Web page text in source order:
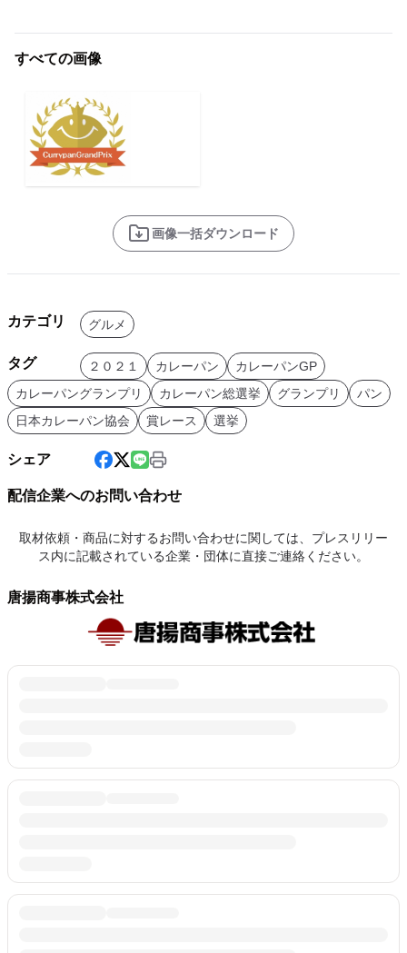
すべての画像
画像一括ダウンロード
カテゴリ グルメ
タグ ２０２１ カレーパン
カレーパンGP
カレーパングランプリ
カレーパン総選挙 グランプリ
パン
日本カレーパン協会
賞レース 選挙
シェア
配信企業へのお問い合わせ
取材依頼・商品に対するお問い合わせに関しては、プレスリリー
ス内に記載されている企業・団体に直接ご連絡ください。
唐揚商事株式会社